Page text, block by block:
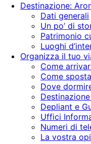
Destinazione:
Dati generali
Un po’ di
Patrimonio
Luoghi
Organizza il tuo
Come
Come
Dove
Depliant e
Uffici
Numeri di
La vostra